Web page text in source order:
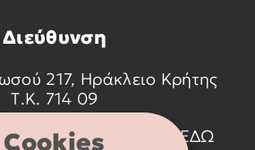
Cookies
Διεύθυνση
217, Ηράκλειο Κρήτης
Τ.Κ. 714 09
ΧΑΡΤΗ ΠΑΤΩΝΤΑΣ
ΕΔΩ